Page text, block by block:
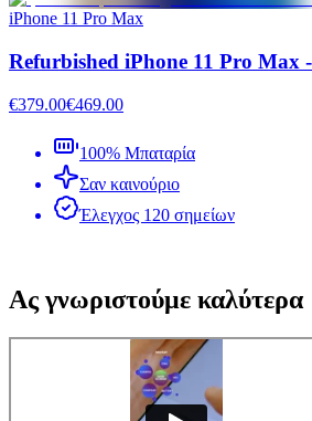
iPhone 11 Pro Max
Refurbished iPhone 11 Pro Max
€379.00€469.00
100% Μπαταρία
Σαν καινούριο
Έλεγχος 120 σημείων
Ας γνωριστούμε καλύτερα